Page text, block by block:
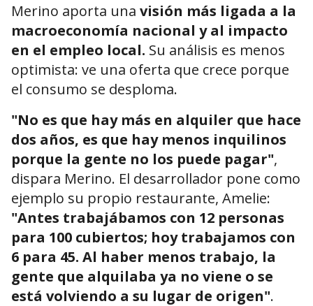
Merino aporta una visión más ligada a la
macroeconomía nacional y al impacto
en el empleo local. Su análisis es menos
optimista: ve una oferta que crece porque
el consumo se desploma.
"No es que hay más en alquiler que hace
dos años, es que hay menos inquilinos
porque la gente no los puede pagar",
dispara Merino. El desarrollador pone como
ejemplo su propio restaurante, Amelie:
"Antes trabajábamos con 12 personas
para 100 cubiertos; hoy trabajamos con
6 para 45. Al haber menos trabajo, la
gente que alquilaba ya no viene o se
está volviendo a su lugar de origen".